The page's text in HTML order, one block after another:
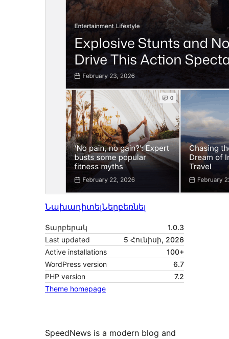
ՆախադիտելՆերբեռնել
Տարբերակ
1.0.3
Last updated
5 Հունիսի, 2026
Active installations
100+
WordPress version
6.7
PHP version
7.2
Theme homepage
SpeedNews is a modern blog and